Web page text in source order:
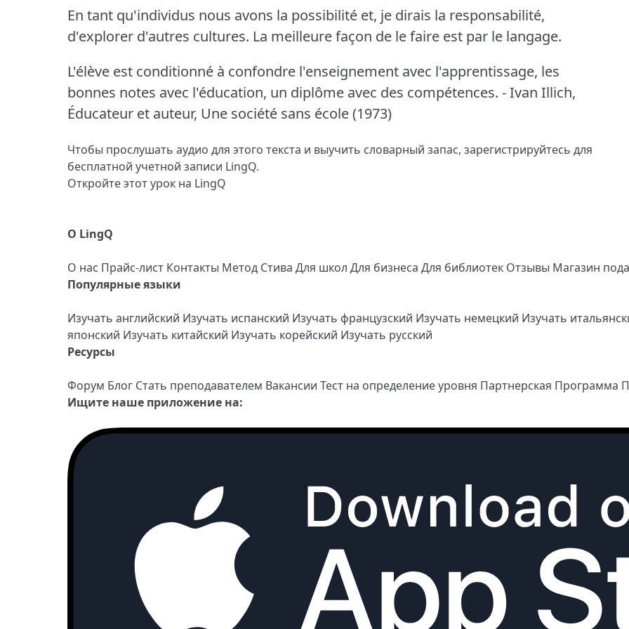
En tant qu'individus nous avons la possibilité et, je dirais la responsabilité,
d'explorer d'autres cultures. La meilleure façon de le faire est par le langage.
L'élève est conditionné à confondre l'enseignement avec l'apprentissage, les
bonnes notes avec l'éducation, un diplôme avec des compétences. - Ivan Illich,
Éducateur et auteur, Une société sans école (1973)
Чтобы прослушать аудио для этого текста и выучить словарный запас, зарегистрируйтесь для
бесплатной учетной записи LingQ.
Откройте этот урок на LingQ
О LingQ
О нас Прайс-лист Контакты Метод Стива Для школ Для бизнеса Для библиотек Отзывы Магазин
Популярные языки
Изучать английский Изучать испанский Изучать французский Изучать немецкий Изучать
японский Изучать китайский Изучать корейский Изучать русский
Ресурсы
Форум Блог Стать преподавателем Вакансии Тест на определение уровня Партнерская Программа
Ищите наше приложение на: